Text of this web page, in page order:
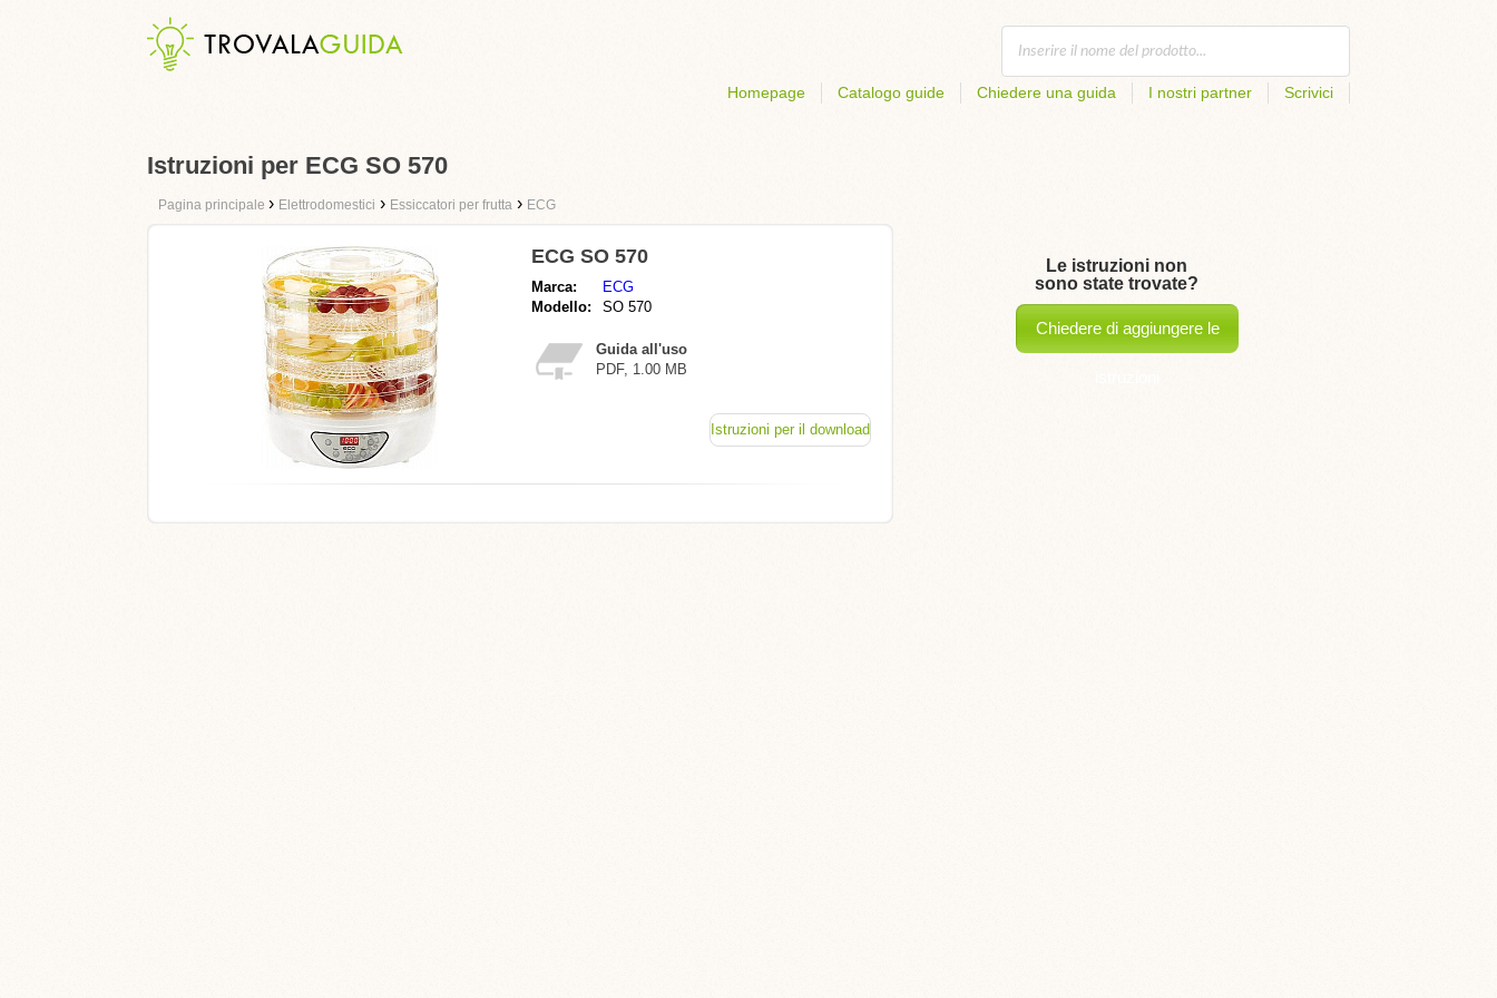
Homepage Catalogo guide Chiedere una guida I nostri partner Scrivici
Istruzioni per ECG SO 570
Pagina principale › Elettrodomestici › Essiccatori per frutta › ECG
ECG SO 570
Marca:
ECG
Modello:
SO 570
Guida all'uso
PDF, 1.00 MB
Istruzioni per il download
Le istruzioni non
sono state trovate?
Chiedere di aggiungere le